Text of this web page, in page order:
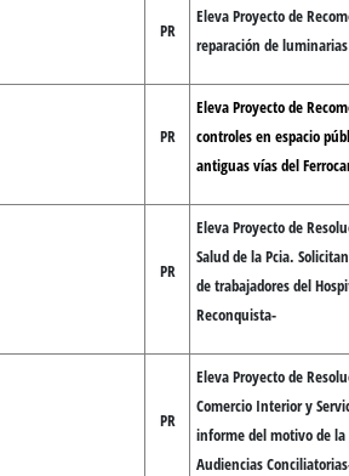
PR
Eleva Proyecto de
reparación de
PR
Eleva Proyecto de
controles en espacio
antiguas vías del
PR
Eleva Proyecto de
Salud de la Pcia.
de trabajadores del
Reconquista-
PR
Eleva Proyecto de
Comercio Interior y
informe del motivo de la
Audiencias